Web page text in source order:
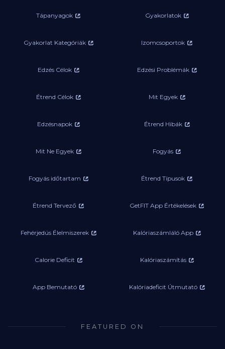
Tápanyagok Gyakorlatok
Gyakorlat Kategóriák Izomcsoportok
Edzés Célok Edzési Problémák
Étrend Célok Mit Egyek
Edzésnapok Étrend Hibák
Mit Ne Egyek Fogyás
Fogyás időtartam Étrend Típusok
Étrend Tervező GetFIT App Értékelések
Fehérjedús Élelmiszerek Kalóriaszámláló App
Calorie Deficit Kalóriaszámítás
App Bemutató Kalóriadeficit Útmutató
FEATURED ON